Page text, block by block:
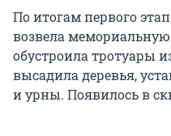
По итогам первого
возвела мемориальную
обустроила тротуары
высадила деревья,
и урны. Появилось в